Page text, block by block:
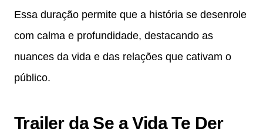
Essa duração permite que a história se desenrole
com calma e profundidade, destacando as
nuances da vida e das relações que cativam o
público.
Trailer da Se a Vida Te Der